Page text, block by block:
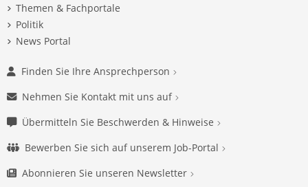
Themen & Fachportale
Politik
News Portal
Finden Sie Ihre Ansprechperson
Nehmen Sie Kontakt mit uns auf
Übermitteln Sie Beschwerden & Hinweise
Bewerben Sie sich auf unserem Job-Portal
Abonnieren Sie unseren Newsletter